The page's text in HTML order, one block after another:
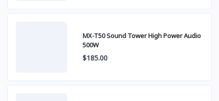
MX-T50 Sound Tower High Power Audio
500W
$185.00